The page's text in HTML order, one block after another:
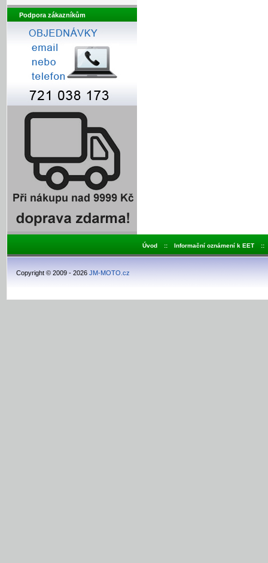
Podpora zákazníkům
Úvod :: Informační oznámení k EET ::
Copyright © 2009 - 2026 JM-MOTO.cz